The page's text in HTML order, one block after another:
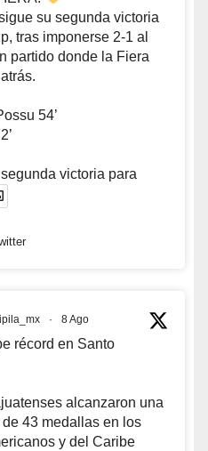
su segunda victoria
tras imponerse 2-1 al
partido donde la Fiera
54’
victoria para
· 8 Ago
récord en Santo
alcanzaron una
43 medallas en los
y del Caribe